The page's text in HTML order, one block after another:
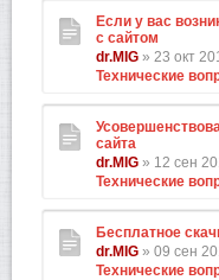
Если у вас
с сайтом
dr.MIG » 23 окт
Технические
сайта
dr.MIG » 12 сен
Технические
Бесплатное
dr.MIG » 09 сен
Технические